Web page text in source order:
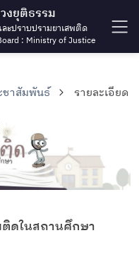
งยุติธรรม
ะปราบปรามยาเสพติด
: Ministry of Justice
ชาสัมพันธ์ รายละเอียด
ดในสถานศึกษา